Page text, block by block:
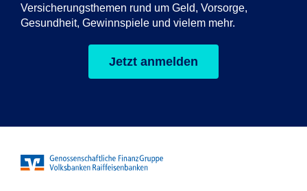
Versicherungsthemen rund um Geld, Vorsorge,
Gesundheit, Gewinnspiele und vielem mehr.
Jetzt anmelden